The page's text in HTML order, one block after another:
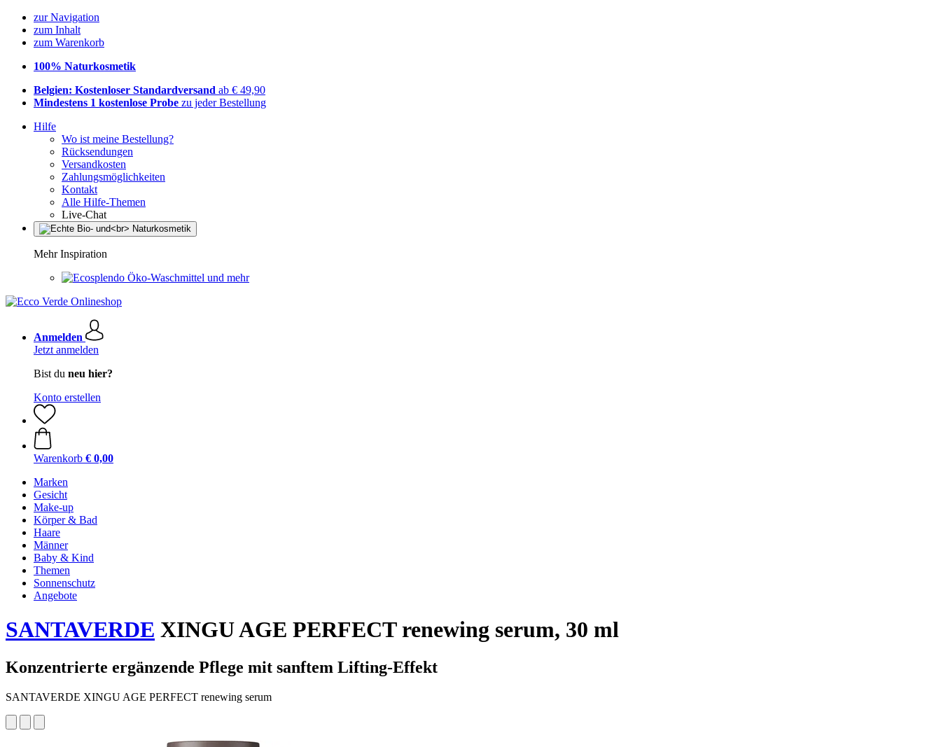
zur Navigation
zum Inhalt
zum Warenkorb
100% Naturkosmetik
Belgien: Kostenloser Standardversand ab € 49,90
Mindestens 1 kostenlose Probe zu jeder Bestellung
Hilfe
Wo ist meine Bestellung?
Rücksendungen
Versandkosten
Zahlungsmöglichkeiten
Kontakt
Alle Hilfe-Themen
Live-Chat
Mehr Inspiration
Öko-Waschmittel und mehr
Anmelden
Jetzt anmelden
Bist du neu hier?
Konto erstellen
Warenkorb € 0,00
Marken
Gesicht
Make-up
Körper & Bad
Haare
Männer
Baby & Kind
Themen
Sonnenschutz
Angebote
SANTAVERDE XINGU AGE PERFECT renewing serum, 30 ml
Konzentrierte ergänzende Pflege mit sanftem Lifting-Effekt
SANTAVERDE XINGU AGE PERFECT renewing serum